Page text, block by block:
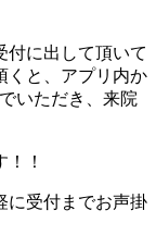
付に出して頂いて
くと、アプリ内か
いただき、来院
！
に受付までお声掛